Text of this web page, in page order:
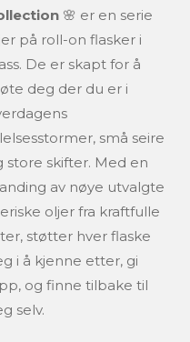
🌸 er en serie
på roll-on flasker i
De er skapt for å
deg der du er i
små seire
store skifter. Med en
av nøye utvalgte
oljer fra kraftfulle
støtter hver flaske
i å kjenne etter, gi
og finne tilbake til
selv.